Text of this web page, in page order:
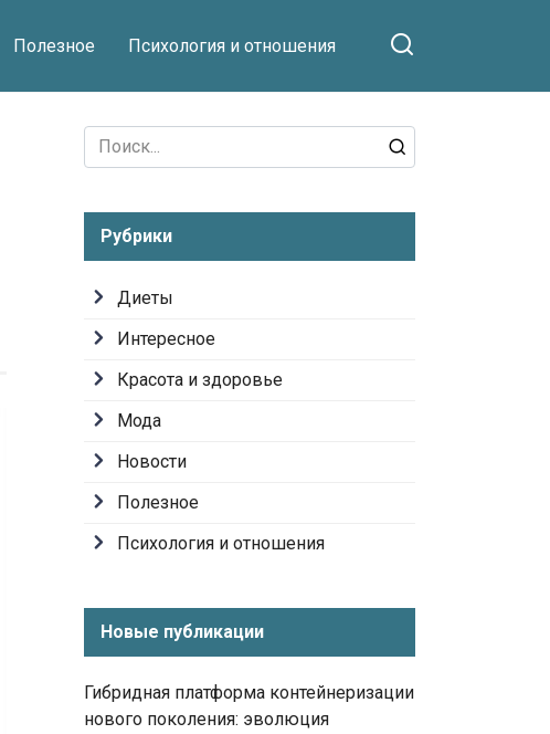
Полезное Психология и отношения
Search
for:
Рубрики
Диеты
Интересное
Красота и здоровье
Мода
Новости
Полезное
Психология и отношения
Новые публикации
Гибридная платформа контейнеризации
нового поколения: эволюция